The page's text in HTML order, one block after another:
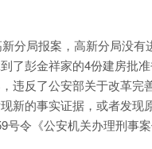
分局报案，高新分局没
了彭金祥家的4份建房批
违反了公安部关于改革
的事实证据，或者发现
令《公安机关办理刑事